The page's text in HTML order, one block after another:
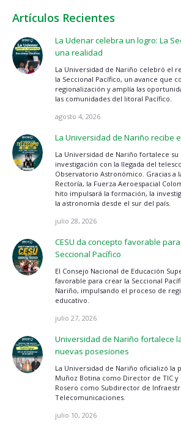
Artículos Recientes
La Udenar celebra un logro: La
una realidad
La Universidad de Nariño celebró el
la Seccional Pacífico, un avance que
regionalización y amplía las
las comunidades del litoral Pacífico.
agosto 4, 2026
La Universidad de Nariño recibe
La Universidad de Nariño fortalece su
investigación con la llegada del
Observatorio Astronómico. Gracias a
Rectoría, la Fuerza Aeroespacial
hito impulsará la formación, la
la astronomía desde el sur del país.
julio 28, 2026
CESU da concepto favorable
Seccional Pacífico
El Consejo Nacional de Educación
favorable para crear la Seccional
Nariño, impulsando el proceso de
educativo.
julio 27, 2026
Universidad de Nariño fortalece
nuevas posesiones
La Universidad de Nariño oficializó la
Muñoz Botina como Director de TIC y
Rosero como Subdirector de
Telecomunicaciones.
julio 10, 2026